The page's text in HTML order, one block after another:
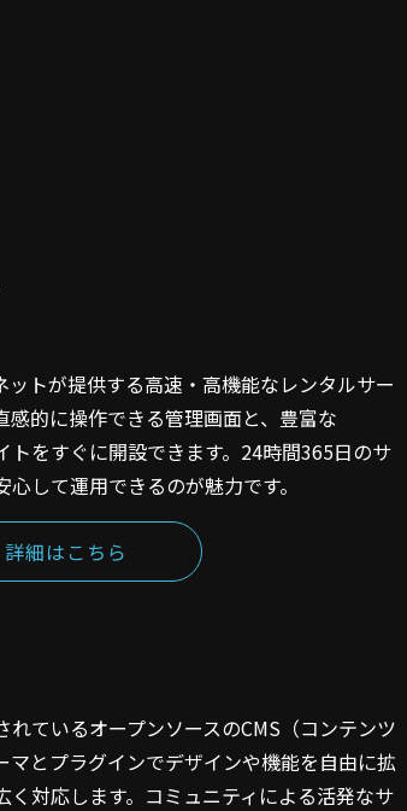
トが提供する高速・高機能なレンタルサー
的に操作できる管理画面と、豊富な
をすぐに開設できます。24時間365日のサ
して運用できるのが魅力です。
詳細はこちら
ているオープンソースのCMS（コンテンツ
マとプラグインでデザインや機能を自由に拡
く対応します。コミュニティによる活発なサ